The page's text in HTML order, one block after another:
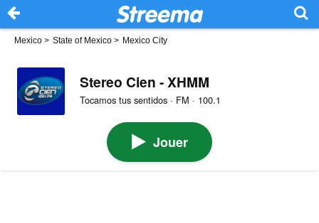
Mexico > State of Mexico > Mexico City
Stereo Cien - XHMM
Tocamos tus sentidos · FM · 100.1
Jouer